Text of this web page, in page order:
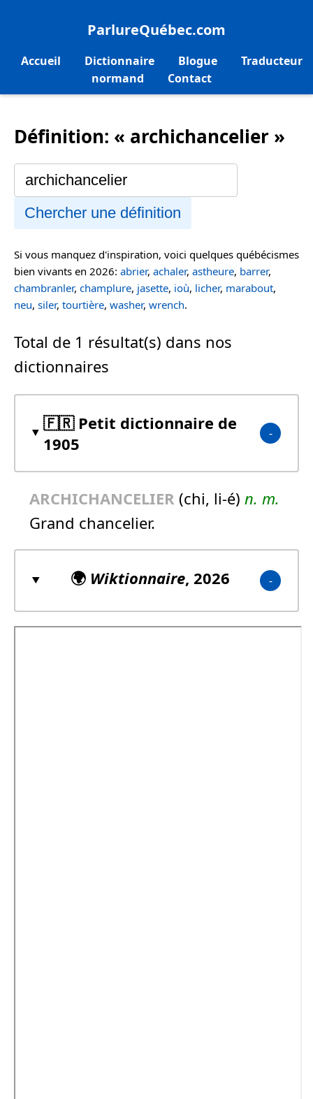
ParlureQuébec.com
Accueil Dictionnaire Blogue
Traducteur
normand
Contact
Définition: « archichancelier »
Chercher une définition
Si vous manquez d'inspiration, voici quelques québécismes
bien vivants en 2026: abrier, achaler, astheure, barrer,
chambranler, champlure, jasette, ioù, licher, marabout,
neu, siler, tourtière, washer, wrench.
Total de 1 résultat(s) dans nos
dictionnaires
🇫🇷 Petit dictionnaire de
1905
ARCHICHANCELIER (chi, li-é) n. m.
Grand chancelier.
🌍 Wiktionnaire, 2026